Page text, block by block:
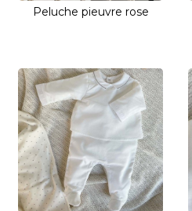
Peluche pieuvre rose